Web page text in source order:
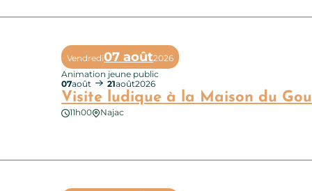
Visite ludique à la Maison du
11h00 Najac
Vendredi07 août2026
Animation jeune public
07août 21août2026